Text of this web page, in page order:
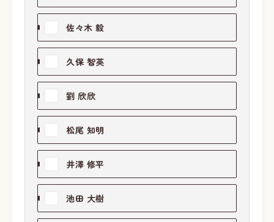
佐々木 毅
久保 智英
劉 欣欣
松尾 知明
井澤 修平
池田 大樹